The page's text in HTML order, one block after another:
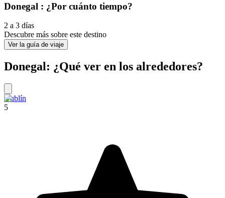
Donegal : ¿Por cuánto tiempo?
2 a 3 días
Descubre más sobre este destino
Ver la guía de viaje
Donegal: ¿Qué ver en los alrededores?
Dublín
5